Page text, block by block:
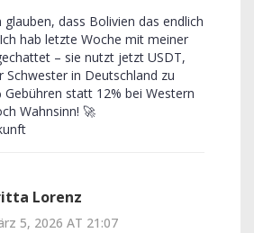
glauben, dass Bolivien das endlich
hab letzte Woche mit meiner
– sie nutzt jetzt USDT,
Schwester in Deutschland zu
statt 12% bei Western
Wahnsinn! 🚀
Lorenz
5, 2026 AT 21:07